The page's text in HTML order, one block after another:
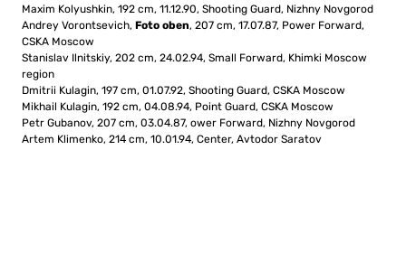
Maxim Kolyushkin, 192 cm, 11.12.90, Shooting Guard, Nizhny Novgorod
Andrey Vorontsevich, Foto oben, 207 cm, 17.07.87, Power Forward,
CSKA Moscow
Stanislav Ilnitskiy, 202 cm, 24.02.94, Small Forward, Khimki Moscow
region
Dmitrii Kulagin, 197 cm, 01.07.92, Shooting Guard, CSKA Moscow
Mikhail Kulagin, 192 cm, 04.08.94, Point Guard, CSKA Moscow
Petr Gubanov, 207 cm, 03.04.87, ower Forward, Nizhny Novgorod
Artem Klimenko, 214 cm, 10.01.94, Center, Avtodor Saratov